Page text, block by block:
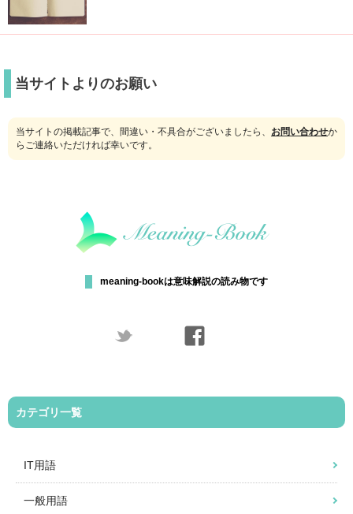
当サイトよりのお願い
当サイトの掲載記事で、間違い・不具合がございましたら、 お問い合わせか
らご連絡いただければ幸いです。
meaning-bookは意味解説の読み物です
カテゴリ一覧
IT用語
一般用語